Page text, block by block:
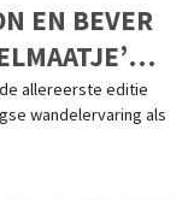
EN BEVER
DE 4 IN
de allereerste editie
wandelervaring als